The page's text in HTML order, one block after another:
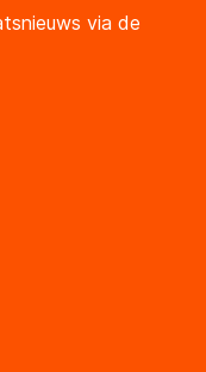
via de